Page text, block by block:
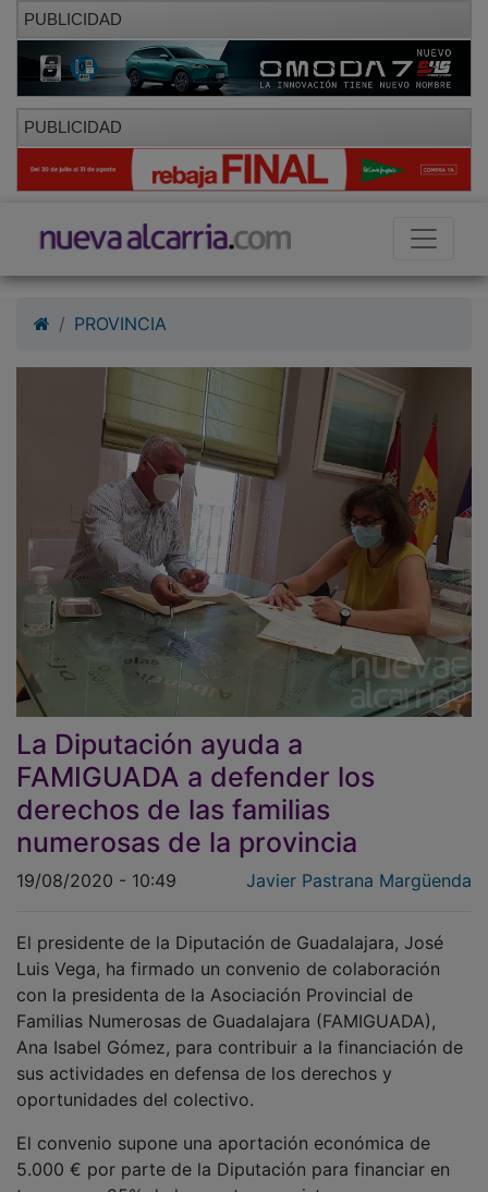
PUBLICIDAD
PUBLICIDAD
La Diputación ayuda a
FAMIGUADA a defender los
derechos de las familias
numerosas de la provincia
Luis Vega, ha firmado un convenio de colaboración
con la presidenta de la Asociación Provincial de
Familias Numerosas de Guadalajara (FAMIGUADA),
Ana Isabel Gómez, para contribuir a la financiación de
sus actividades en defensa de los derechos y
oportunidades del colectivo.
5.000 € por parte de la Diputación para financiar en
torno a un 25% de los gastos previstos por